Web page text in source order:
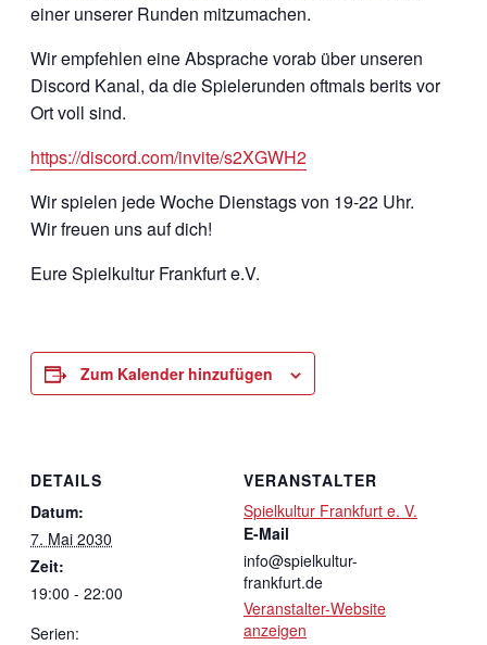
einer unserer Runden mitzumachen.
Wir empfehlen eine Absprache vorab über unseren
Discord Kanal, da die Spielerunden oftmals berits vor
Ort voll sind.
https://discord.com/invite/s2XGWH2
Wir spielen jede Woche Dienstags von 19-22 Uhr.
Wir freuen uns auf dich!
Eure Spielkultur Frankfurt e.V.
Zum Kalender hinzufügen
DETAILS
Datum:
7. Mai 2030
Zeit:
19:00 - 22:00
Serien:
VERANSTALTER
Spielkultur Frankfurt e. V.
E-Mail
info@spielkultur-
frankfurt.de
Veranstalter-Website
anzeigen